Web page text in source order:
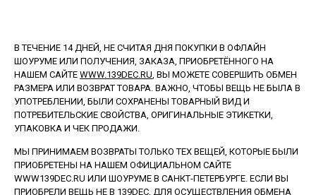
В ТЕЧЕНИЕ 14 ДНЕЙ, НЕ СЧИТАЯ ДНЯ ПОКУПКИ В ОФЛАЙН
ШОУРУМЕ ИЛИ ПОЛУЧЕНИЯ, ЗАКАЗА, ПРИОБРЕТЁННОГО НА
НАШЕМ САЙТЕ WWW.139DEC.RU, ВЫ МОЖЕТЕ СОВЕРШИТЬ ОБМЕН
РАЗМЕРА ИЛИ ВОЗВРАТ ТОВАРА. ВАЖНО, ЧТОБЫ ВЕЩЬ НЕ БЫЛА В
УПОТРЕБЛЕНИИ, БЫЛИ СОХРАНЕНЫ ТОВАРНЫЙ ВИД И
ПОТРЕБИТЕЛЬСКИЕ СВОЙСТВА, ОРИГИНАЛЬНЫЕ ЭТИКЕТКИ,
УПАКОВКА И ЧЕК ПРОДАЖИ.
МЫ ПРИНИМАЕМ ВОЗВРАТЫ ТОЛЬКО ТЕХ ВЕЩЕЙ, КОТОРЫЕ БЫЛИ
ПРИОБРЕТЕНЫ НА НАШЕМ ОФИЦИАЛЬНОМ САЙТЕ
WWW139DEC.RU ИЛИ ШОУРУМЕ В САНКТ-ПЕТЕРБУРГЕ. ЕСЛИ ВЫ
ПРИОБРЕЛИ ВЕЩЬ НЕ В 139DEC, ДЛЯ ОСУЩЕСТВЛЕНИЯ ОБМЕНА